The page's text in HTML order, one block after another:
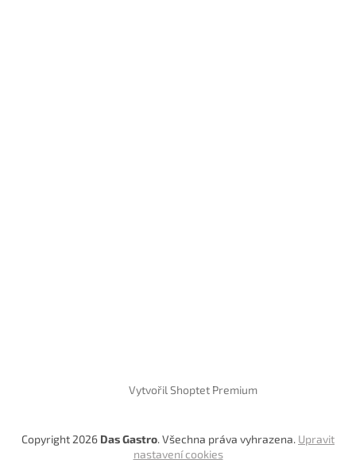
Vytvořil Shoptet Premium
Copyright 2026 Das Gastro. Všechna práva vyhrazena. Upravit
nastavení cookies